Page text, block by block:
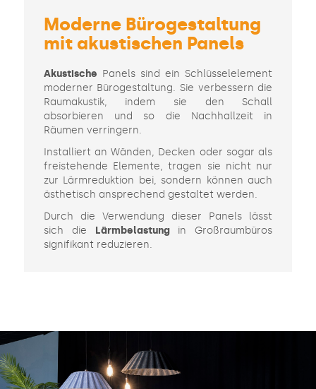
Moderne Bürogestaltung
mit akustischen Panels
Akustische Panels sind ein Schlüsselelement
moderner Bürogestaltung. Sie verbessern die
Raumakustik, indem sie den Schall
absorbieren und so die Nachhallzeit in
Räumen verringern.
Installiert an Wänden, Decken oder sogar als
freistehende Elemente, tragen sie nicht nur
zur Lärmreduktion bei, sondern können auch
ästhetisch ansprechend gestaltet werden.
Durch die Verwendung dieser Panels lässt
sich die Lärmbelastungin Großraumbüros
signifikant reduzieren.